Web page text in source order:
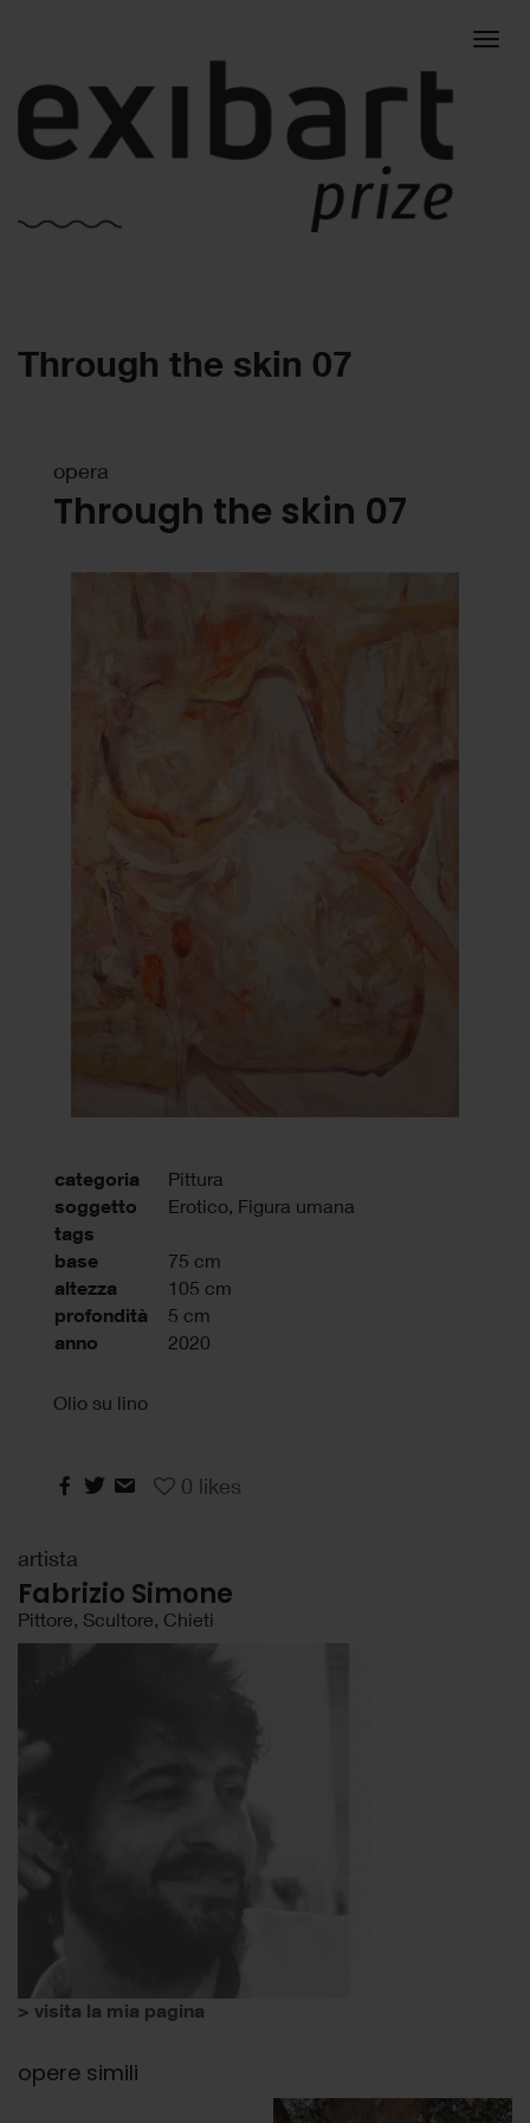
Through the skin 07
opera
Through the skin 07
categoria Pittura
soggetto Erotico, Figura umana
tags
base
75 cm
altezza 105 cm
profondità 5 cm
anno 2020
Olio su lino
0 likes
artista
Fabrizio Simone
Pittore, Scultore, Chieti
> visita la mia pagina
opere simili